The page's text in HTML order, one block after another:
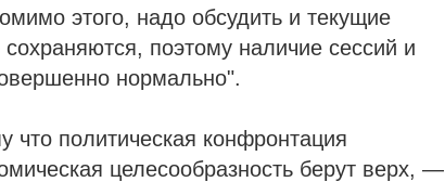
этого, надо обсудить и текущие
поэтому наличие сессий и
нормально".
что политическая конфронтация
целесообразность берут верх, —